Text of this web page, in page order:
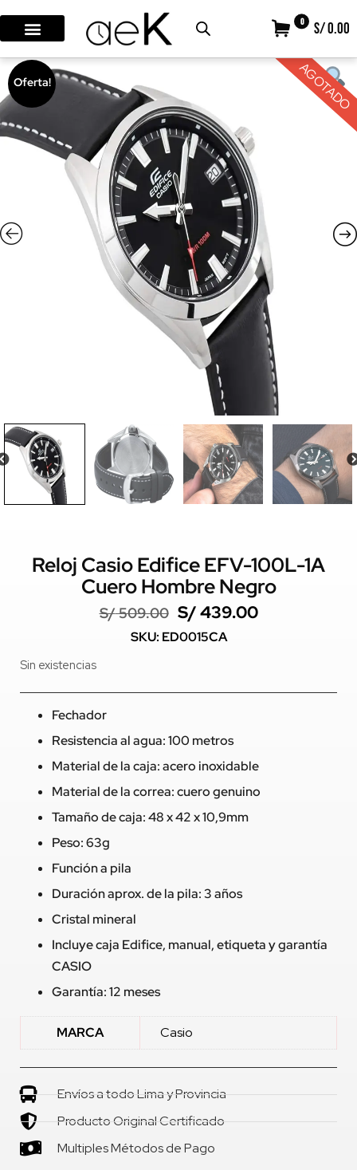
0 S/ 0.00
Oferta! AGOTADO
Reloj Casio Edifice EFV-100L-1A
Cuero Hombre Negro
S/509.00 S/439.00
SKU: ED0015CA
Sin existencias
Fechador
Resistencia al agua: 100 metros
Material de la caja: acero inoxidable
Material de la correa: cuero genuino
Tamaño de caja: 48 x 42 x 10,9mm
Peso: 63g
Función a pila
Duración aprox. de la pila: 3 años
Cristal mineral
Incluye caja Edifice, manual, etiqueta y garantía
CASIO
Garantía: 12 meses
MARCA Casio
Envíos a todo Lima y Provincia
Producto Original Certificado
Multiples Métodos de Pago